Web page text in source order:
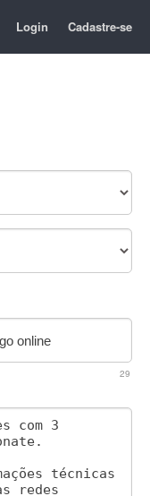
Login Cadastre-se
29